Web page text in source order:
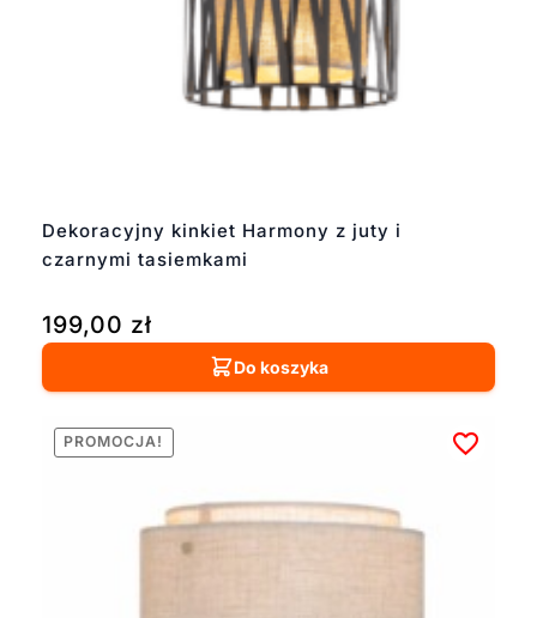
Dekoracyjny kinkiet Harmony z juty i
czarnymi tasiemkami
199,00 zł
Do koszyka
PROMOCJA!